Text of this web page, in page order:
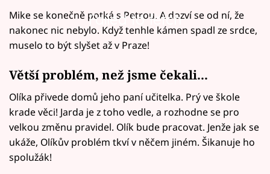
Failed to fetch
Mike se konečně potká s Petrou. A dozví se od ní, že
nakonec nic nebylo. Když tenhle kámen spadl ze srdce,
muselo to být slyšet až v Praze!
Větší problém, než jsme čekali...
Olíka přivede domů jeho paní učitelka. Prý ve škole
krade věci! Jarda je z toho vedle, a rozhodne se pro
velkou změnu pravidel. Olík bude pracovat. Jenže jak se
ukáže, Olíkův problém tkví v něčem jiném. Šikanuje ho
spolužák!